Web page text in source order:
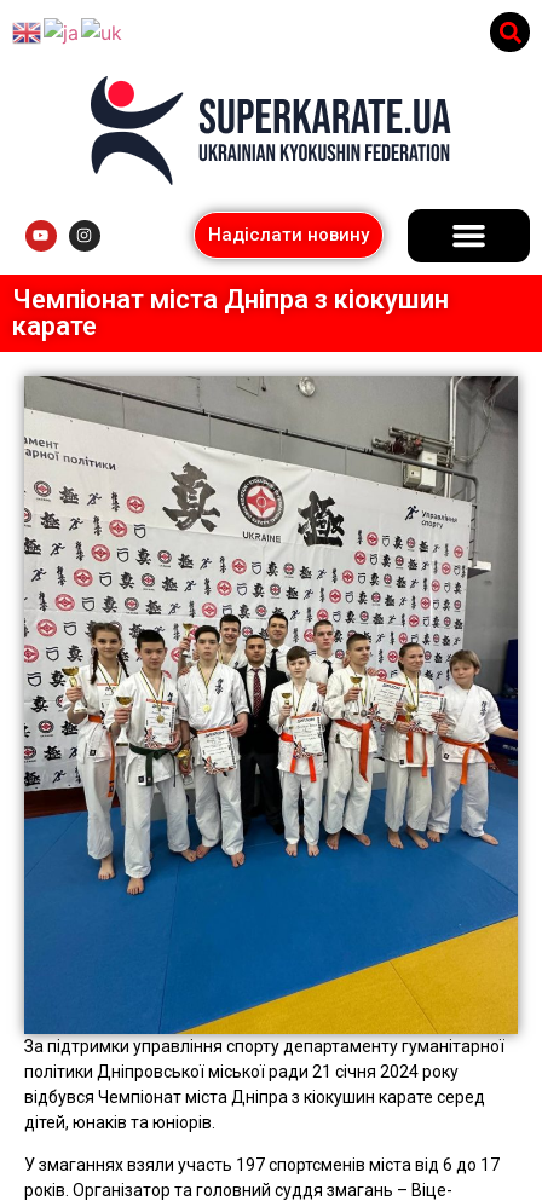
Надіслати новину
Чемпіонат міста Дніпра з кіокушин
карате
За підтримки управління спорту департаменту гуманітарної
політики Дніпровської міської ради 21 січня 2024 року
відбувся Чемпіонат міста Дніпра з кіокушин карате серед
дітей, юнаків та юніорів.
У змаганнях взяли участь 197 спортсменів міста від 6 до 17
років. Організатор та головний суддя змагань – Віце-